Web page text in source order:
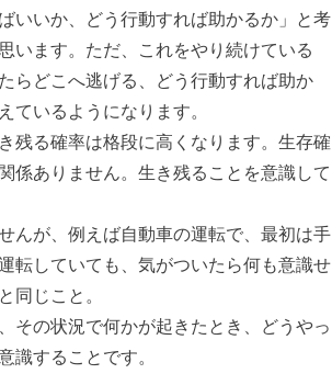
いいか、どう行動すれば助かるか」と考
います。ただ、これをやり続けている
らどこへ逃げる、どう行動すれば助か
ているようになります。
残る確率は格段に高くなります。生存確
係ありません。生き残ることを意識して
んが、例えば自動車の運転で、最初は手
転していても、気がついたら何も意識せ
同じこと。
その状況で何かが起きたとき、どうやっ
識することです。